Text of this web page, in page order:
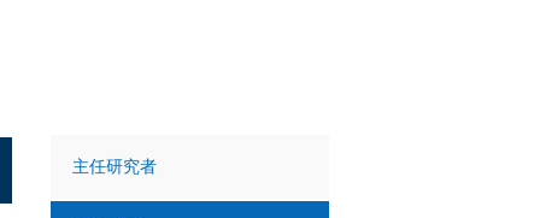
主任研究者